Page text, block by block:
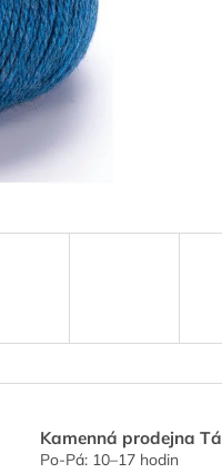
Kamenná prodejna
Po-Pá: 10–17 hodin